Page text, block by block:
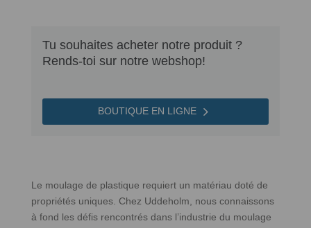
Tu souhaites acheter notre produit ?
Rends-toi sur notre webshop!
BOUTIQUE EN LIGNE
Le moulage de plastique requiert un matériau doté de
propriétés uniques. Chez Uddeholm, nous connaissons
à fond les défis rencontrés dans l’industrie du moulage